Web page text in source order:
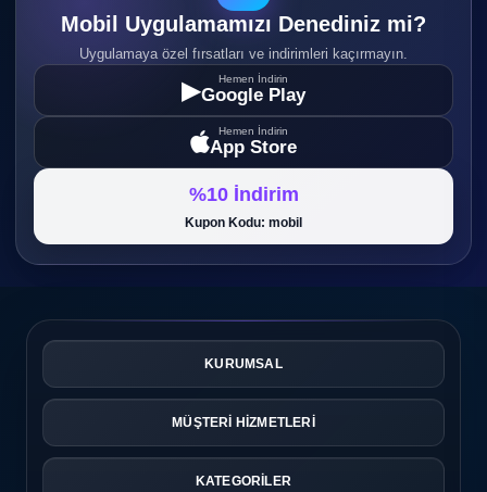
Mobil Uygulamamızı Denediniz mi?
Uygulamaya özel fırsatları ve indirimleri kaçırmayın.
▶ Hemen İndirin
Google Play
Hemen İndirin
App Store
%10 İndirim
Kupon Kodu: mobil
KURUMSAL
MÜŞTERİ HİZMETLERİ
KATEGORİLER